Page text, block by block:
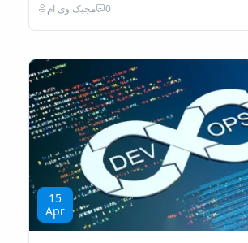
مجیک وی ام 0
15
Apr